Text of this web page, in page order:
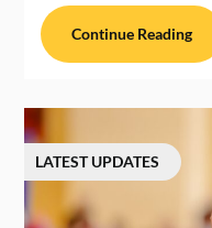
Continue Reading
LATEST UPDATES